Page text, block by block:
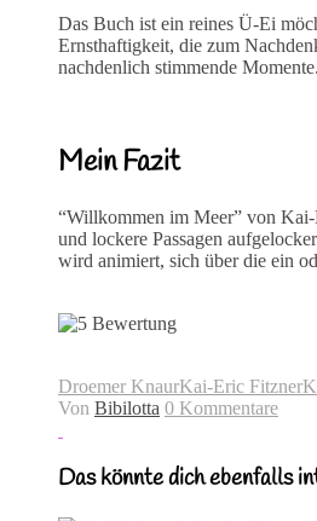
Das Buch ist ein reines Ü-Ei
Ernsthaftigkeit, die zum
nachdenlich stimmende Momente.
Mein Fazit
“Willkommen im Meer” von
und lockere Passagen
wird animiert, sich über die ein
Droemer KnaurKai-Eric Fitzner
Von Bibilotta 0 Kommentare
Das könnte dich ebenfalls